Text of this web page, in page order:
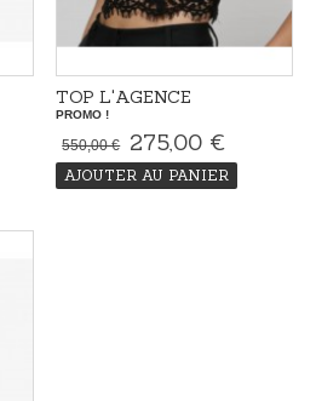
TOP L'AGENCE
PROMO !
550,00 € 275,00 €
AJOUTER AU PANIER